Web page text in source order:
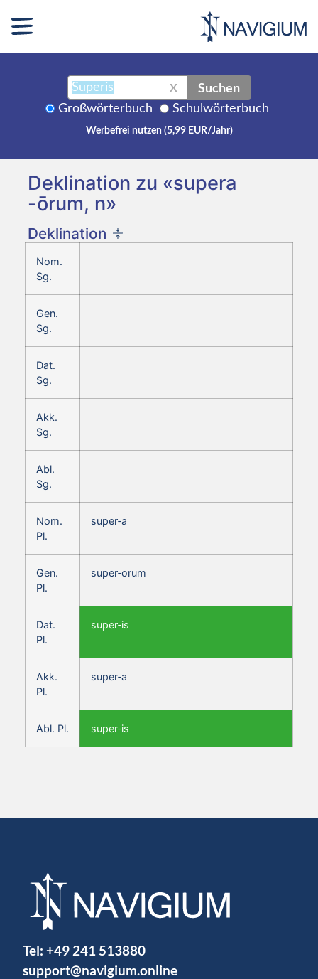
X Suchen
Großwörterbuch Schulwörterbuch
Werbefrei nutzen (5,99 EUR/Jahr)
Deklination zu «supera
-ōrum, n»
Deklination
Nom.
Sg.
Gen.
Sg.
Dat.
Sg.
Akk.
Sg.
Abl.
Sg.
Nom.
Pl.
super‑a
Gen.
Pl.
super‑orum
Dat.
Pl.
super‑is
Akk.
Pl.
super‑a
Abl. Pl. super‑is
Tel: +49 241 513880
support@navigium.online